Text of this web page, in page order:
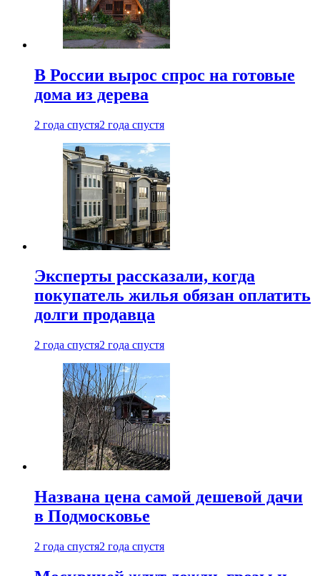
В России вырос спрос на готовые
дома из дерева
2 года спустя2 года спустя
Эксперты рассказали, когда
покупатель жилья обязан оплатить
долги продавца
2 года спустя2 года спустя
Названа цена самой дешевой дачи
в Подмосковье
2 года спустя2 года спустя